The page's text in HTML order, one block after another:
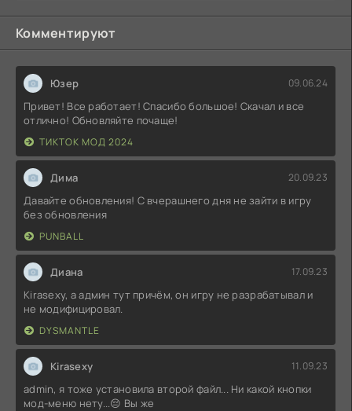
Комментируют
Юзер 09.06.24
Привет! Все работает! Спасибо большое! Скачал и все
отлично! Обновляйте почаще!
ТИКТОК МОД 2024
Дима 20.09.23
Давайте обновления! С вчерашнего дня не зайти в игру
без обновления
PUNBALL
Диана 17.09.23
Kirasexy, а админ тут причём, он игру не разрабатывал и
не модифицировал.
DYSMANTLE
Kirasexy 11.09.23
admin, я тоже установила второй файл... Ни какой кнопки
мод-меню нету...😔 Вы же